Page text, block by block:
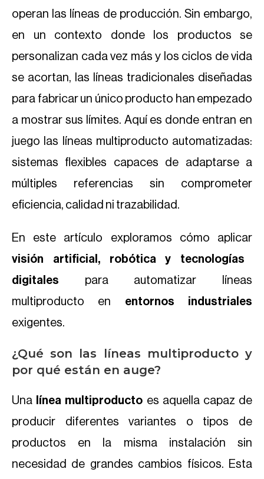
operan las líneas de producción. Sin embargo,
en un contexto donde los productos se
personalizan cada vez más y los ciclos de vida
se acortan, las líneas tradicionales diseñadas
para fabricar un único producto han empezado
a mostrar sus límites. Aquí es donde entran en
juego las líneas multiproducto automatizadas:
sistemas flexibles capaces de adaptarse a
múltiples referencias sin comprometer
eficiencia, calidad ni trazabilidad.
En este artículo exploramos cómo aplicar
visión artificial, robótica y tecnologías
digitales para automatizar líneas
multiproducto en entornos industriales
exigentes.
¿Qué son las líneas multiproducto y
por qué están en auge?
Una línea multiproducto es aquella capaz de
producir diferentes variantes o tipos de
productos en la misma instalación sin
necesidad de grandes cambios físicos. Esta